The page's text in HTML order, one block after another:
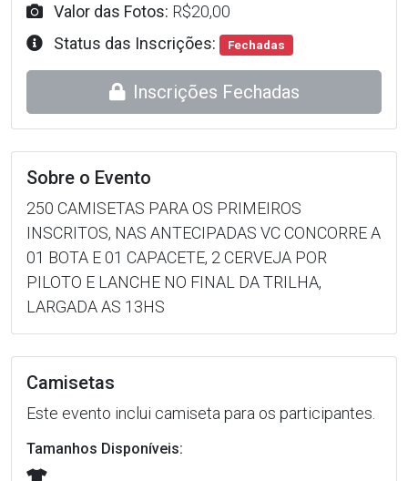
Valor das Fotos: R$20,00
Status das Inscrições:
Fechadas
Inscrições Fechadas
Sobre o Evento
250 CAMISETAS PARA OS PRIMEIROS
INSCRITOS, NAS ANTECIPADAS VC CONCORRE A
01 BOTA E 01 CAPACETE, 2 CERVEJA POR
PILOTO E LANCHE NO FINAL DA TRILHA,
LARGADA AS 13HS
Camisetas
Este evento inclui camiseta para os participantes.
Tamanhos Disponíveis: